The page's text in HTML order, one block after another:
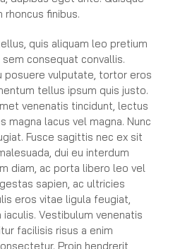
rhoncus finibus.
quis aliquam leo pretium
consequat convallis.
posuere vulputate, tortor eros
tellus ipsum quis justo.
venenatis tincidunt, lectus
lacus vel magna. Nunc
Fusce sagittis nec ex sit
dui eu interdum
diam, ac porta libero leo vel
sapien, ac ultricies
eros vitae ligula feugiat,
Vestibulum venenatis
facilisis risus a enim
Proin hendrerit